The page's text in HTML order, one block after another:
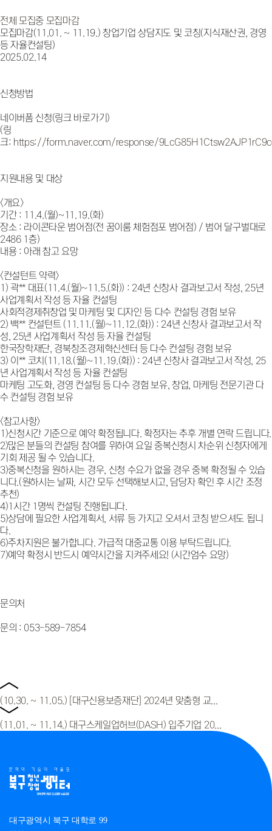
전체 모집중 모집마감
모집마감(11.01. ~ 11.19.) 창업기업 상담지도 및 코칭(지식재산권, 경영
등 자율컨설팅)
2025.02.14
신청방법
네이버폼 신청(링크 바로가기)
(링
크: https://form.naver.com/response/
지원내용 및 대상
<개요>
기간 : 11.4.(월)~11.19.(화)
장소 : 라이콘타운 범어점(전 꿈이룸 체험점포 범어점) / 범어 달구벌대로
2486 1층)
내용 : 아래 참고 요망
<컨설턴트 약력>
1) 곽** 대표(11.4.(월)~11.5.(화)) : 24년 신창사 결과보고서 작성, 25년
사업계획서 작성 등 자율 컨설팅
사회적경제취창업 및 마케팅 및 디자인 등 다수 컨설팅 경험 보유
2) 백** 컨설턴트 (11.11.(월)~11.12.(화)) : 24년 신창사 결과보고서 작
성, 25년 사업계획서 작성 등 자율 컨설팅
한국장학재단, 경북창조경제혁신센터 등 다수 컨설팅 경험 보유
3) 이** 코치(11.18.(월)~11.19.(화)) : 24년 신창사 결과보고서 작성, 25
년 사업계획서 작성 등 자율 컨설팅
마케팅 고도화, 경영 컨설팅 등 다수 경험 보유, 창업, 마케팅 전문기관 다
수 컨설팅 경험 보유
<참고사항>
1)신청시간 기준으로 예약 확정됩니다. 확정자는 추후 개별 연락 드립니다.
2)많은 분들의 컨설팅 참여를 위하여 요일 중복신청시 차순위 신청자에게
기회 제공 될 수 있습니다.
3)중복신청을 원하시는 경우, 신청 수요가 없을 경우 중복 확정될 수 있습
니다.(원하시는 날짜, 시간 모두 선택해보시고, 담당자 확인 후 시간 조정
추천)
4)1시간 1명씩 컨설팅 진행됩니다.
5)상담에 필요한 사업계획서, 서류 등 가지고 오셔서 코칭 받으셔도 됩니
다.
6)주차지원은 불가합니다. 가급적 대중교통 이용 부탁드립니다.
7)예약 확정시 반드시 예약시간을 지켜주세요! (시간엄수 요망)
문의처
문의 : 053-589-7854
(10.30. ~ 11.05.) [대구신용보증재단] 2024년 맞춤형 교...
(11.01. ~ 11.14.) 대구스케일업허브(DASH) 입주기업 20...
대구광역시 북구 대학로 99